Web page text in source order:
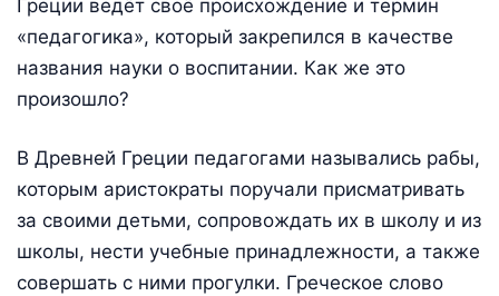
Греции ведёт своё происхождение и термин
«педагогика», который закрепился в качестве
названия науки о воспитании. Как же это
произошло?
В Древней Греции педагогами назывались рабы,
которым аристократы поручали присматривать
за своими детьми, сопровождать их в школу и из
школы, нести учебные принадлежности, а также
совершать с ними прогулки. Греческое слово